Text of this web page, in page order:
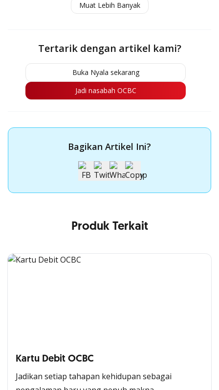
Muat Lebih Banyak
Tertarik dengan artikel kami?
Buka Nyala sekarang
Jadi nasabah OCBC
Bagikan Artikel Ini?
Produk Terkait
Kartu Debit OCBC
Jadikan setiap tahapan kehidupan sebagai